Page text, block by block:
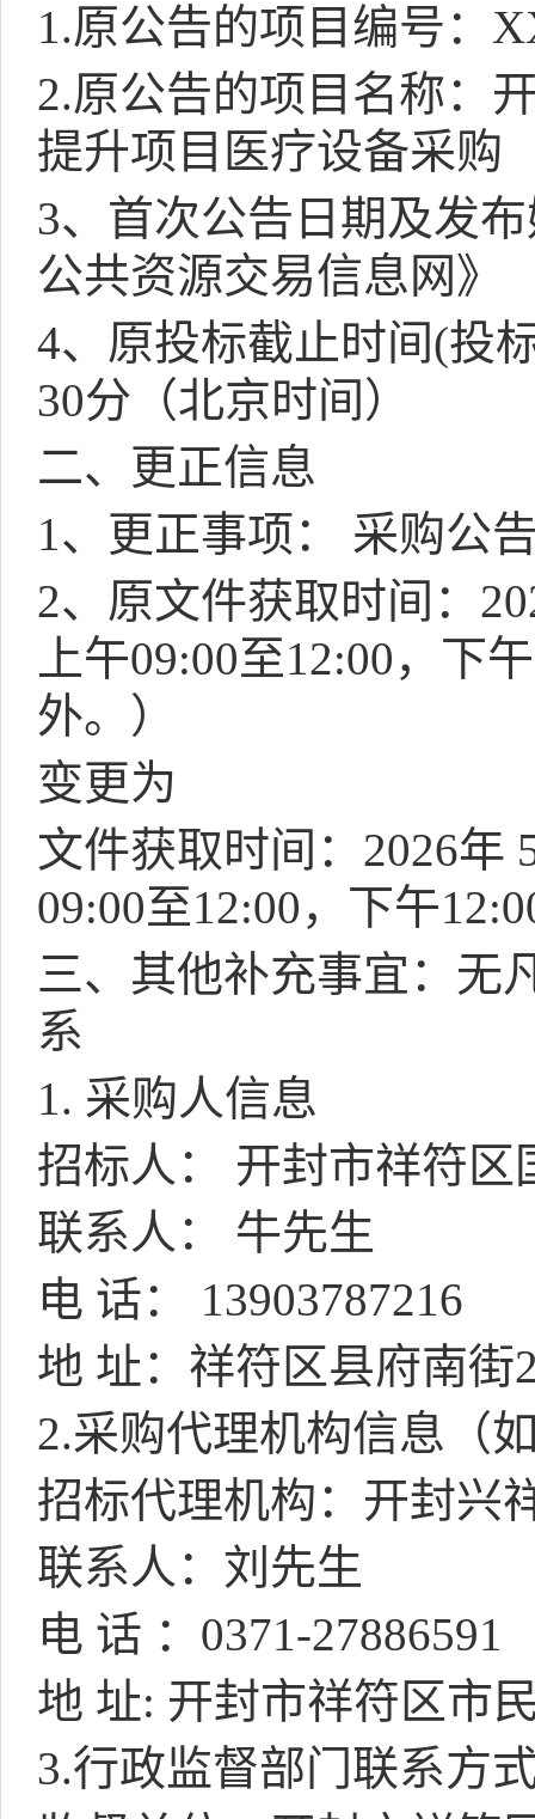
1.原公告的项目编号：
2.原公告的项目名称：
提升项目医疗设备采购
3、首次公告日期及发
公共资源交易信息网》
4、原投标截止时间(投
30分（北京时间）
二、更正信息
1、更正事项： 采购公
2、原文件获取时间：
上午09:00至12:00，下午
外。）
变更为
文件获取时间： 2026年
09:00至12:00，下午
三、其他补充事宜：无
系
1. 采购人信息
招标人： 开封市祥符
联系人： 牛先生
电 话：
13903787216
地 址：祥符区县府南街
2.采购代理机构信息（
招标代理机构：开封兴
联系人：刘先生
电 话 ： 0371-27886591
地 址: 开封市祥符区市
3.行政监督部门联系方